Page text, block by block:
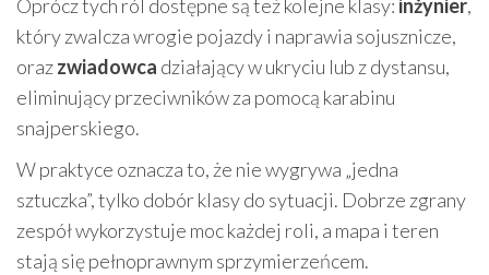
Oprócz tych ról dostępne są też kolejne klasy: inżynier,
który zwalcza wrogie pojazdy i naprawia sojusznicze,
orazzwiadowca działający w ukryciu lub z dystansu,
eliminujący przeciwników za pomocą karabinu
snajperskiego.
W praktyce oznacza to, że nie wygrywa „jedna
sztuczka”, tylko dobór klasy do sytuacji. Dobrze zgrany
zespół wykorzystuje moc każdej roli, a mapa i teren
stają się pełnoprawnym sprzymierzeńcem.